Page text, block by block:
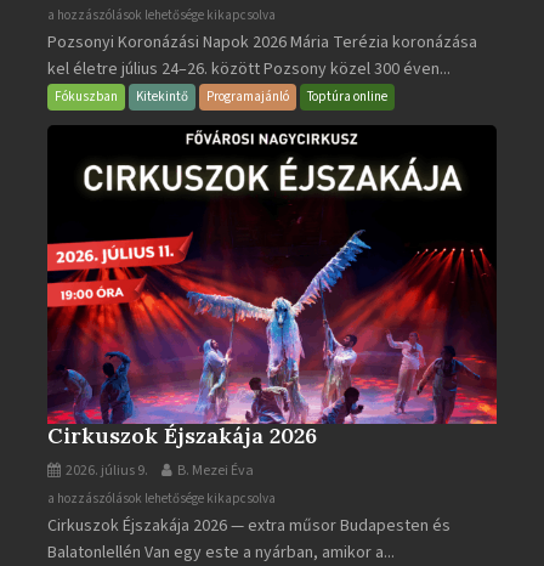
Pozsonyi
Koronázási
Napok
bejegyzéshez
a hozzászólások lehetősége kikapcsolva
Pozsonyi Koronázási Napok 2026 Mária Terézia koronázása
kel életre július 24–26. között Pozsony közel 300 éven...
Fókuszban Kitekintő Programajánló Toptúra online
Cirkuszok Éjszakája 2026
2026. július 9. B. Mezei Éva
Cirkuszok
Éjszakája
2026
a hozzászólások lehetősége kikapcsolva
Cirkuszok Éjszakája 2026 — extra műsor Budapesten és
Balatonlellén Van egy este a nyárban, amikor a...